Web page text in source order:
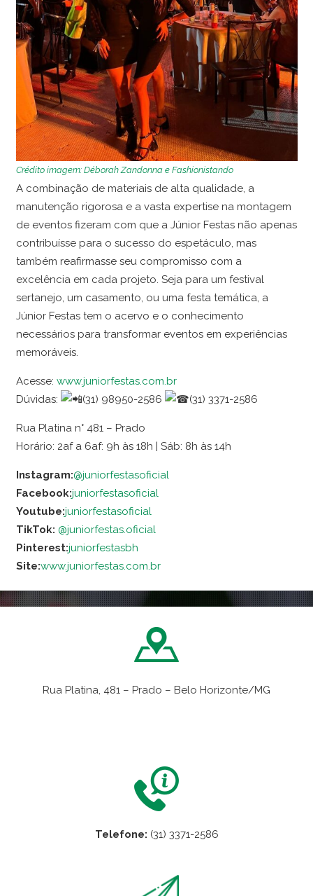
Crédito imagem: Déborah Zandonna e Fashionistando
A combinação de materiais de alta qualidade, a
manutenção rigorosa e a vasta expertise na montagem
de eventos fizeram com que a Júnior Festas não apenas
contribuísse para o sucesso do espetáculo, mas
também reafirmasse seu compromisso com a
excelência em cada projeto. Seja para um festival
sertanejo, um casamento, ou uma festa temática, a
Júnior Festas tem o acervo e o conhecimento
necessários para transformar eventos em experiências
memoráveis.
Acesse: www.juniorfestas.com.br
Dúvidas:
(31) 98950-2586 (31) 3371-2586
Rua Platina n° 481 – Prado
Horário: 2af a 6af: 9h às 18h | Sáb: 8h às 14h
Instagram:@juniorfestasoficial
Facebook:juniorfestasoficial
Youtube:juniorfestasoficial
TikTok: @juniorfestas.oficial
Pinterest:juniorfestasbh
Site:www.juniorfestas.com.br
Rua Platina, 481 – Prado – Belo Horizonte/MG
Telefone: (31) 3371-2586